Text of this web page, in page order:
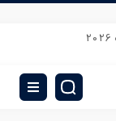
دفتر فروش پتو نرمینه